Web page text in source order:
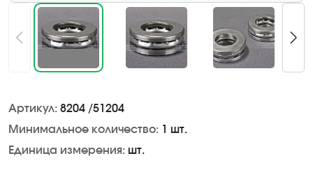
Артикул: 8204 /51204
Минимальное количество: 1 шт.
Единица измерения: шт.